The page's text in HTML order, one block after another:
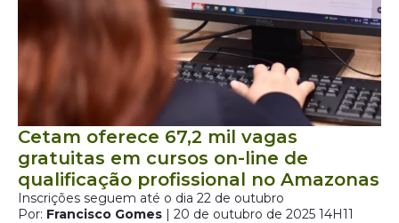
Cetam oferece 67,2 mil vagas
gratuitas em cursos on-line de
qualificação profissional no Amazonas
Inscrições seguem até o dia 22 de outubro
Por: Francisco Gomes | 20 de outubro de 2025 14H11